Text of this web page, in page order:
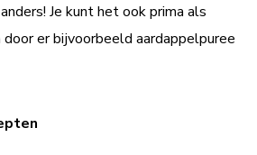
Je kunt het ook prima als
er bijvoorbeeld aardappelpuree